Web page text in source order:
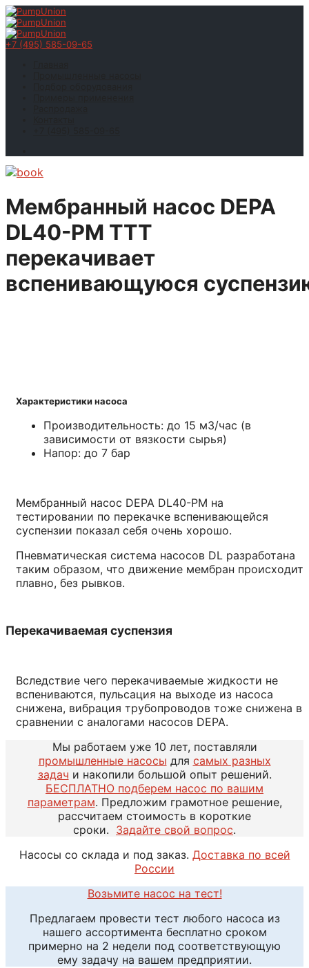
+7 (495) 585-09-65
Мембранный насос DEPA
DL40-PM ТТТ
перекачивает
вспенивающуюся
Характеристики насоса
Производительность: до 15 м3/час (в
зависимости от вязкости сырья)
Напор: до 7 бар
Мембранный насос DEPA DL40-PM на
тестировании по перекачке вспенивающейся
суспензии показал себя очень хорошо.
Пневматическая система насосов DL разработана
таким образом, что движение мембран происходит
плавно, без рывков.
Перекачиваемая суспензия
Вследствие чего перекачиваемые жидкости не
вспениваются, пульсация на выходе из насоса
снижена, вибрация трубопроводов тоже снижена в
сравнении с аналогами насосов DEPA.
Мы работаем уже 10 лет, поставляли
промышленные насосы для самых разных
задач и накопили большой опыт решений.
БЕСПЛАТНО подберем насос по вашим
параметрам. Предложим грамотное решение,
рассчитаем стоимость в короткие
сроки. Задайте свой вопрос.
Насосы со склада и под заказ. Доставка по всей
России
Возьмите насос на тест!
Предлагаем провести тест любого насоса из
нашего ассортимента бесплатно сроком
примерно на 2 недели под соответствующую
ему задачу на вашем предприятии.